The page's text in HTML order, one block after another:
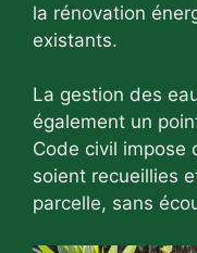
la rénovation
existants.
La gestion des
également un
Code civil impose
soient recueillies
parcelle, sans